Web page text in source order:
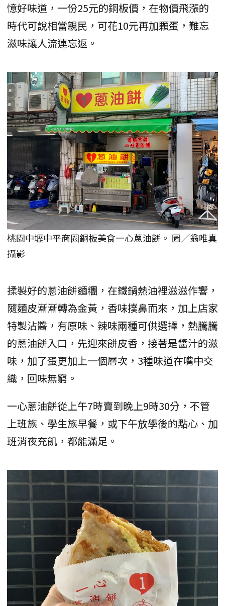
憶好味道，一份25元的銅板價，在物價飛漲的
時代可說相當親民，可花10元再加顆蛋，難忘
滋味讓人流連忘返。
桃園中壢中平商圈銅板美食一心蔥油餅。 圖／翁唯真
攝影
揉製好的蔥油餅麵糰，在鐵鍋熱油裡滋滋作響，
隨麵皮漸漸轉為金黃，香味撲鼻而來，加上店家
特製沾醬，有原味、辣味兩種可供選擇，熱騰騰
的蔥油餅入口，先迎來餅皮香，接著是醬汁的滋
味，加了蛋更加上一個層次，3種味道在嘴中交
織，回味無窮。
一心蔥油餅從上午7時賣到晚上9時30分，不管
上班族、學生族早餐，或下午放學後的點心、加
班消夜充飢，都能滿足。